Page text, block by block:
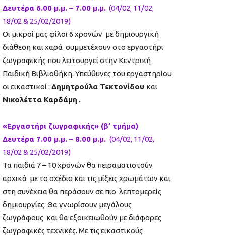
Δευτέρα 6.00 μ.μ. – 7.00 μ.μ. (04/02, 11/02,
18/02 & 25/02/2019)
Οι μικροί μας φίλοι 6 χρονών με δημιουργική
διάθεση και χαρά συμμετέχουν στο εργαστήρι
ζωγραφικής που λειτουργεί στην Κεντρική
Παιδική Βιβλιοθήκη. Υπεύθυνες του εργαστηρίου
οι εικαστικοί : Δημητρούλα Τεκτονίδου και
Νικολέττα Καρδάμη .
«Εργαστήρι ζωγραφικής» (β’ τμήμα)
Δευτέρα 7.00 μ.μ. – 8.00 μ.μ. (04/02, 11/02,
18/02 & 25/02/2019)
Τα παιδιά 7 – 10 χρονών θα πειραματιστούν
αρχικά με το σχέδιο και τις μίξεις χρωμάτων και
στη συνέχεια θα περάσουν σε πιο λεπτομερείς
δημιουργίες. Θα γνωρίσουν μεγάλους
ζωγράφους και θα εξοικειωθούν με διάφορες
ζωγραφικές τεχνικές. Με τις εικαστικούς